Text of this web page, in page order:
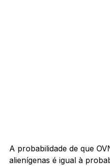
A probabilidade de que
alienígenas é igual à